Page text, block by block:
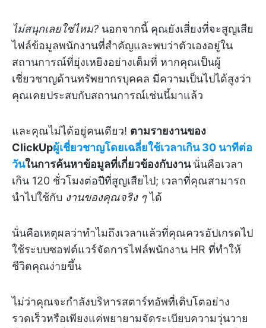
ไม่สนุกเลยใช่ไหม? นอกจากนี้ คุณยังเสี่ยงที่จะสูญเสีย
ไฟล์ข้อมูลพนักงานที่สำคัญและพบว่าตัวเองอยู่ใน
สถานการณ์ที่ยุ่งเหยิงอย่างเต็มที่ หากคุณเป็นผู้
เชี่ยวชาญด้านทรัพยากรบุคคล มีความเป็นไปได้สูงว่า
คุณเคยประสบกับสถานการณ์เช่นนี้มาแล้ว
และคุณไม่ได้อยู่คนเดียว! ตามรายงานของ
ClickUpผู้เชี่ยวชาญโดยเฉลี่ยใช้เวลาเกิน 30 นาทีต่อ
วันในการค้นหาข้อมูลที่เกี่ยวข้องกับงานนั่นคือเวลา
เกิน 120 ชั่วโมงต่อปีที่สูญเสียไป; เวลาที่คุณสามารถ
นำไปใช้กับ งานของคุณจริง ๆได้
นั่นคือเหตุผลว่าทำไมถึงเวลาแล้วที่คุณควรอัปเกรดไป
ใช้ระบบซอฟต์แวร์จัดการไฟล์พนักงาน HR ที่ทำให้
ชีวิตคุณง่ายขึ้น
ไม่ว่าคุณจะกำลังบริหารสตาร์ทอัพที่เติบโตอย่าง
รวดเร็วหรือเพียงแค่พยายามจัดระเบียบความวุ่นวาย